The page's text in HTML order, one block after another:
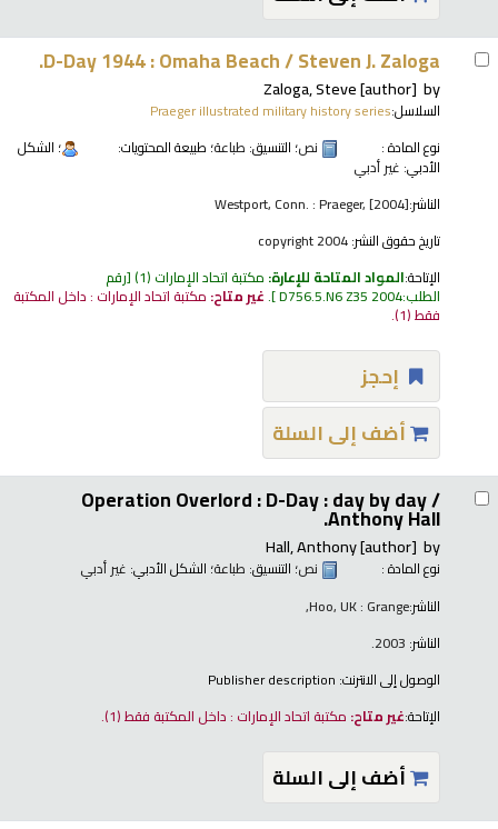
D-Day 1944 : Omaha Beach /Steven J. Zaloga.
by
Zaloga, Steve[author]
السلاسل:Praeger illustrated military history series
نوع المادة :
نص؛ التنسيق: طباعة؛ طبيعة المحتويات: ؛ الشكل
الأدبي: غير أدبي
الناشر:Westport, Conn. : Praeger, [2004]
تاريخ حقوق النشر:
الإتاحة:المواد المتاحة للإعارة: مكتبة اتحاد الإمارات (1) رقم
الطلب:D756.5.N6 Z35 2004
.غير متاح: مكتبة اتحاد الإمارات : داخل المكتبة
فقط(1).
إحجز
أضف إلى السلة
Operation Overlord : D-Day : day by day /
Anthony Hall.
by
Hall, Anthony[author]
نوع المادة : نص؛ التنسيق: طباعة؛ الشكل الأدبي: غير أدبي
الناشر:Hoo, UK : Grange,
الناشر:
الوصول إلى الانترنت: Publisher description
الإتاحة:غير متاح: مكتبة اتحاد الإمارات : داخل المكتبة فقط(1).
أضف إلى السلة